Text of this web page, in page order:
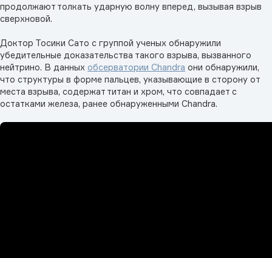
продолжают толкать ударную волну вперед, вызывая взрыв
сверхновой.
Доктор Тосики Сато с группой ученых обнаружили
убедительные доказательства такого взрыва, вызванного
нейтрино. В данных обсерватории Chandra они обнаружили,
что структуры в форме пальцев, указывающие в сторону от
места взрыва, содержат титан и хром, что совпадает с
остатками железа, ранее обнаруженными Chandra.